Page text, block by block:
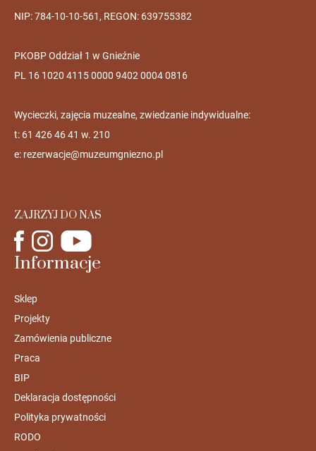
NIP: 784-10-10-561, REGON: 639755382
PKOBP Oddział 1 w Gnieźnie
PL 16 1020 4115 0000 9402 0004 0816
Wycieczki, zajęcia muzealne, zwiedzanie indywidualne:
t: 61 426 46 41 w. 210
e: rezerwacje@muzeumgniezno.pl
ZAJRZYJ DO NAS
Informacje
Sklep
Projekty
Zamówienia publiczne
Praca
BIP
Deklaracja dostępności
Polityka prywatności
RODO